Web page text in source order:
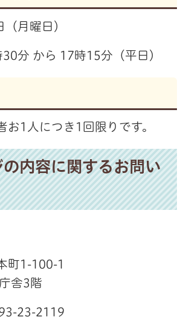
月曜日）
分 から 17時15分（平日）
お1人につき1回限りです。
内容に関するお問い
町1-100-1
舎3階
23-2119